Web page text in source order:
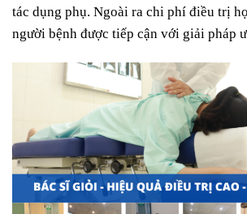
tác dụng phụ. Ngoài ra chi phí điều trị
người bệnh được tiếp cận với giải pháp